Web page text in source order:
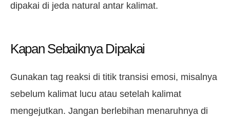
dipakai di jeda natural antar kalimat.
Kapan Sebaiknya Dipakai
Gunakan tag reaksi di titik transisi emosi, misalnya
sebelum kalimat lucu atau setelah kalimat
mengejutkan. Jangan berlebihan menaruhnya di